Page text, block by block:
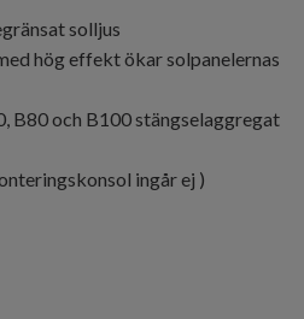
solljus
hög effekt ökar solpanelernas
B80 och B100 stängselaggregat
ingår ej )